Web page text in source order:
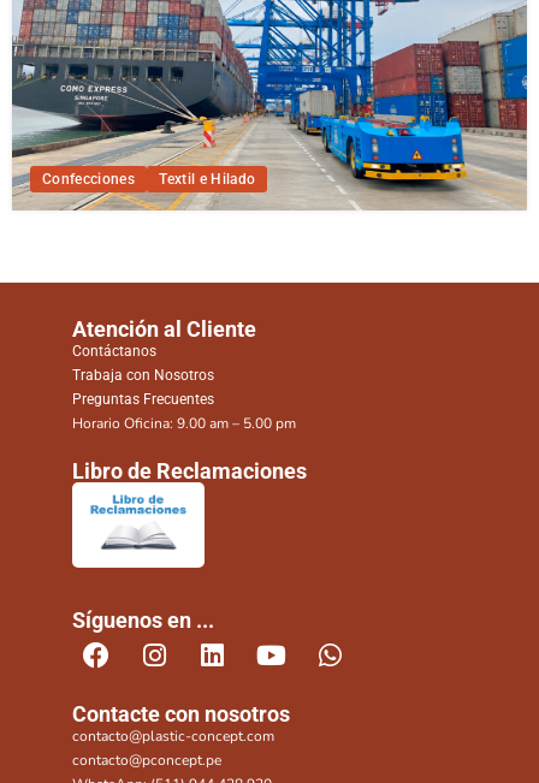
Confecciones Textil e Hilado
Atención al Cliente
Contáctanos
Trabaja con Nosotros
Preguntas Frecuentes
Horario Oficina: 9.00 am – 5.00 pm
Libro de Reclamaciones
Síguenos en ...
Contacte con nosotros
contacto@plastic-concept.com
contacto@pconcept.pe